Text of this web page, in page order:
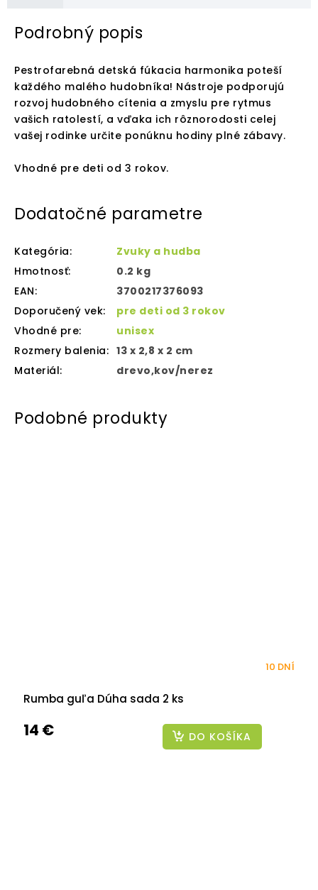
Podrobný popis
Pestrofarebná detská fúkacia harmonika poteší
každého malého hudobníka! Nástroje podporujú
rozvoj hudobného cítenia a zmyslu pre rytmus
vašich ratolestí, a vďaka ich rôznorodosti celej
vašej rodinke určite ponúknu hodiny plné zábavy.
Vhodné pre deti od 3 rokov.
Dodatočné parametre
Kategória:
Zvuky a hudba
Hmotnosť:
0.2 kg
EAN:
3700217376093
Doporučený vek:
pre deti od 3 rokov
Vhodné pre:
unisex
Rozmery balenia: 13 x 2,8 x 2 cm
Materiál: drevo,kov/nerez
Rumba guľa Dúha sada 2 ks
10 DNÍ
14 € DO KOŠÍKA